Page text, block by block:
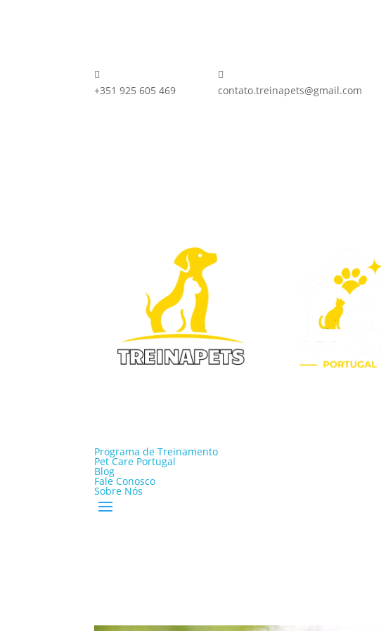

+351 925 605 469

contato.treinapets@gmail.com
Programa de Treinamento
Pet Care Portugal
Blog
Fale Conosco
Sobre Nós